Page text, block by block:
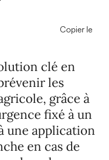
Copier le
clé en
les
grâce à
fixé à un
une application
en cas de